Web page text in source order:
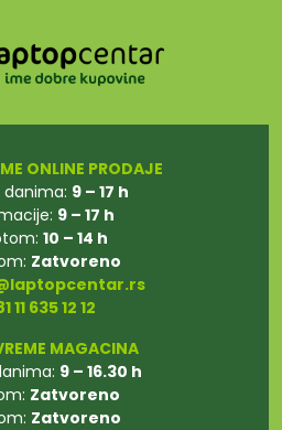
ONLINE PRODAJE
danima: 9 – 17 h
9 – 17 h
10 – 14 h
Zatvoreno
11 635 12 12
MAGACINA
9 – 16.30 h
Zatvoreno
Zatvoreno